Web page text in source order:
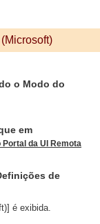
o Modo do
em
Portal da UI Remota
de
é exibida.